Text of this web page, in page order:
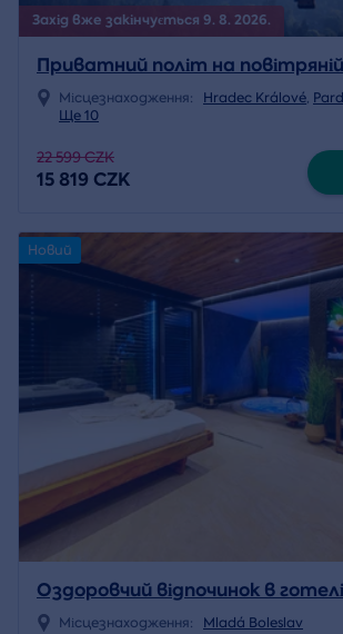
Захід вже закінчується 9. 8. 2026.
Приватний політ на повітряній
Місцезнаходження: Hradec Králové,
Ще 10
22 599 CZK
15 819 CZK
Новий
Оздоровчий відпочинок в
Місцезнаходження: Mladá Boleslav